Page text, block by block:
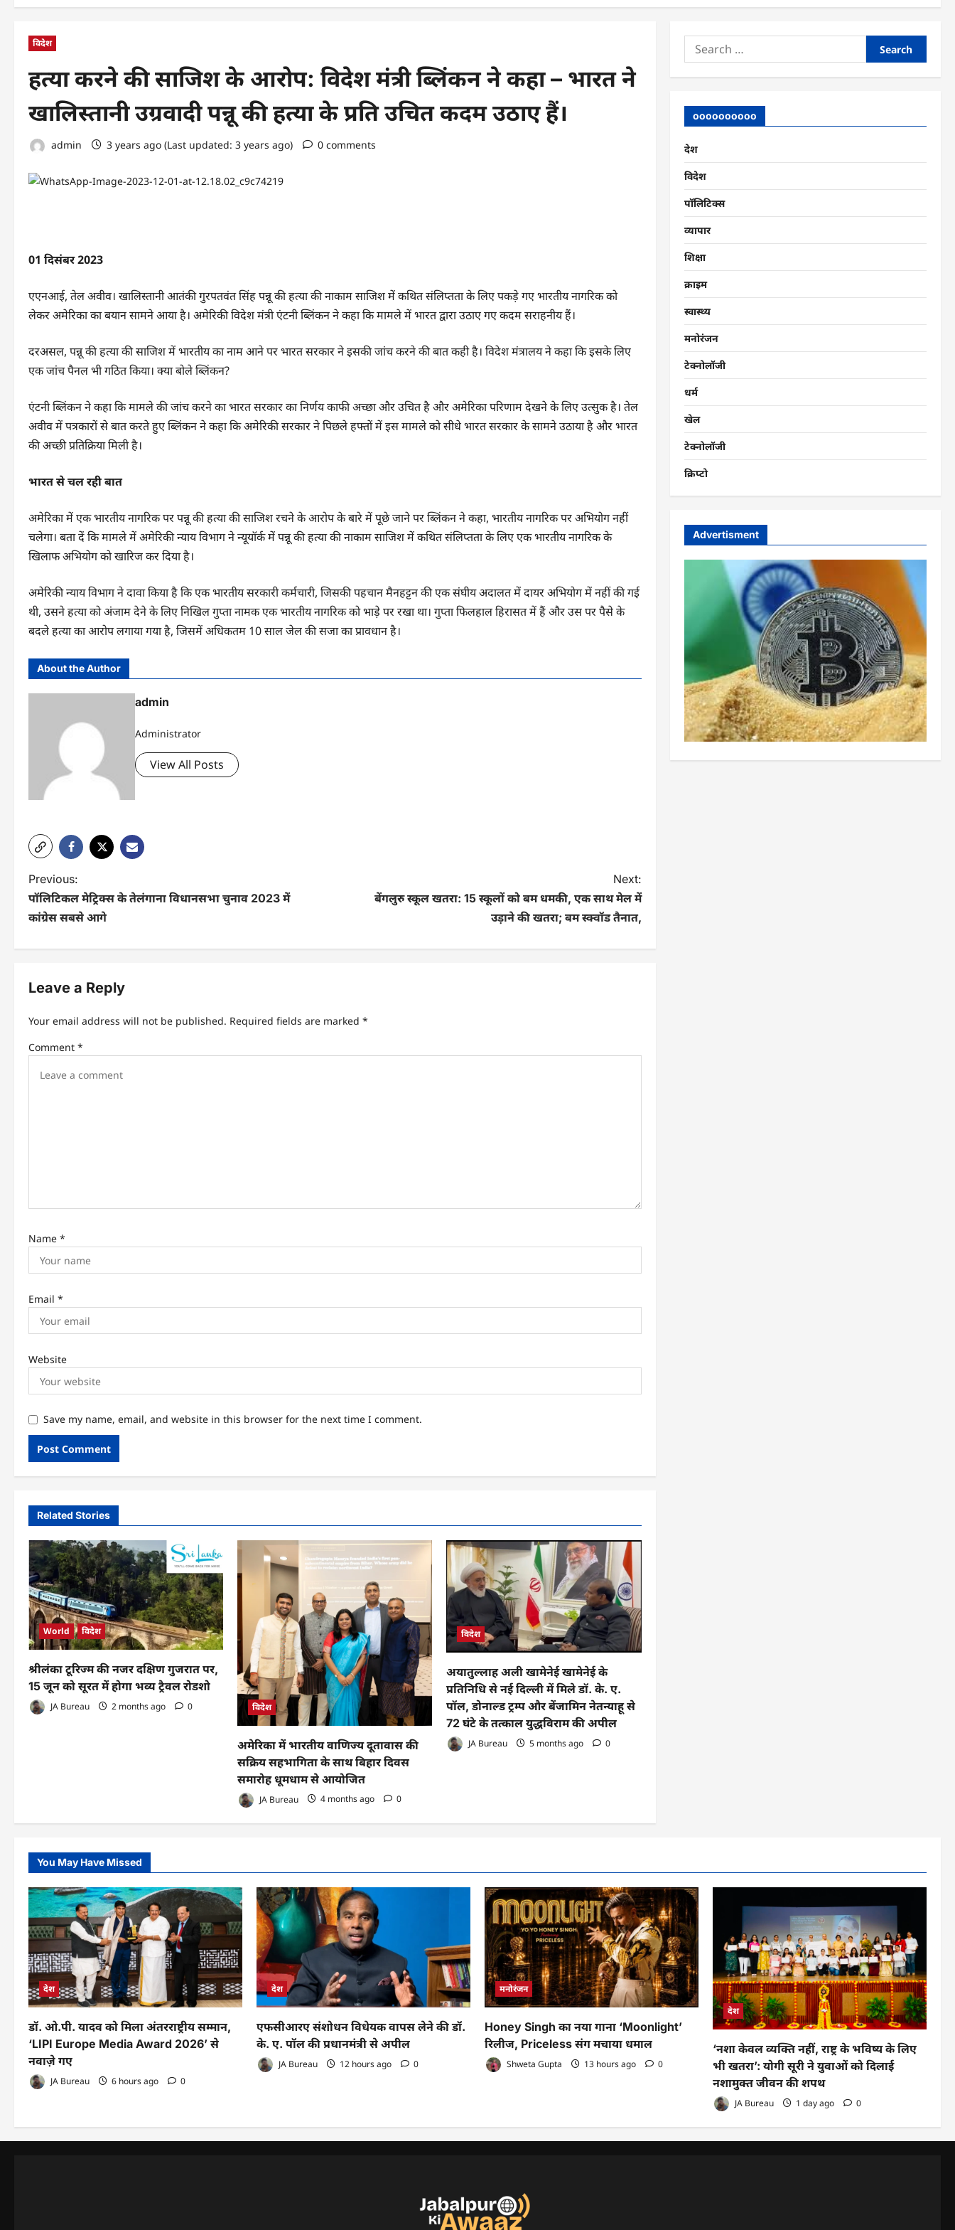
विदेश
हत्या करने की साजिश के आरोप: विदेश मंत्री ब्लिंकन ने कहा – भारत ने
खालिस्तानी उग्रवादी पन्नू की हत्या के प्रति उचित कदम उठाए हैं।
admin 3 years ago (Last updated: 3 years ago) 0 comments
01 दिसंबर 2023
एएनआई, तेल अवीव। खालिस्तानी आतंकी गुरपतवंत सिंह पन्नू की हत्या की नाकाम साजिश में कथित संलिप्तता के लिए पकड़े गए भारतीय नागरिक को
लेकर अमेरिका का बयान सामने आया है। अमेरिकी विदेश मंत्री एंटनी ब्लिंकन ने कहा कि मामले में भारत द्वारा उठाए गए कदम सराहनीय हैं।
दरअसल, पन्नू की हत्या की साजिश में भारतीय का नाम आने पर भारत सरकार ने इसकी जांच करने की बात कही है। विदेश मंत्रालय ने कहा कि इसके लिए
एक जांच पैनल भी गठित किया। क्या बोले ब्लिंकन?
एंटनी ब्लिंकन ने कहा कि मामले की जांच करने का भारत सरकार का निर्णय काफी अच्छा और उचित है और अमेरिका परिणाम देखने के लिए उत्सुक है। तेल
अवीव में पत्रकारों से बात करते हुए ब्लिंकन ने कहा कि अमेरिकी सरकार ने पिछले हफ्तों में इस मामले को सीधे भारत सरकार के सामने उठाया है और भारत
की अच्छी प्रतिक्रिया मिली है।
भारत से चल रही बात
अमेरिका में एक भारतीय नागरिक पर पन्नू की हत्या की साजिश रचने के आरोप के बारे में पूछे जाने पर ब्लिंकन ने कहा, भारतीय नागरिक पर अभियोग नहीं
चलेगा। बता दें कि मामले में अमेरिकी न्याय विभाग ने न्यूयॉर्क में पन्नू की हत्या की नाकाम साजिश में कथित संलिप्तता के लिए एक भारतीय नागरिक के
खिलाफ अभियोग को खारिज कर दिया है।
अमेरिकी न्याय विभाग ने दावा किया है कि एक भारतीय सरकारी कर्मचारी, जिसकी पहचान मैनहट्टन की एक संघीय अदालत में दायर अभियोग में नहीं की गई
थी, उसने हत्या को अंजाम देने के लिए निखिल गुप्ता नामक एक भारतीय नागरिक को भाड़े पर रखा था। गुप्ता फिलहाल हिरासत में हैं और उस पर पैसे के
बदले हत्या का आरोप लगाया गया है, जिसमें अधिकतम 10 साल जेल की सजा का प्रावधान है।
About the Author
admin
Administrator
View All Posts
P
o
n
i
n
Previous:
पॉलिटिकल मेट्रिक्स के तेलंगाना विधानसभा चुनाव 2023 में
कांग्रेस सबसे आगे
Next:
बेंगलुरु स्कूल खतरा: 15 स्कूलों को बम धमकी, एक साथ मेल में
उड़ाने की खतरा; बम स्क्वॉड तैनात,
Leave a Reply
Your email address will not be published. Required fields are marked *
Comment *
Name *
Email *
Website
Save my name, email, and website in this browser for the next time I comment.
Related Stories
World विदेश
श्रीलंका टूरिज्म की नजर दक्षिण गुजरात पर,
15 जून को सूरत में होगा भव्य ट्रैवल रोडशो
JA Bureau 2 months ago 0 विदेश
अमेरिका में भारतीय वाणिज्य दूतावास की
सक्रिय सहभागिता के साथ बिहार दिवस
समारोह धूमधाम से आयोजित
JA Bureau 4 months ago 0
विदेश
अयातुल्लाह अली खामेनेई खामेनेई के
प्रतिनिधि से नई दिल्ली में मिले डॉ. के. ए.
पॉल, डोनाल्ड ट्रम्प और बेंजामिन नेतन्याहू से
72 घंटे के तत्काल युद्धविराम की अपील
JA Bureau 5 months ago 0
Search
for:
oooooooooo
देश
विदेश
पॉलिटिक्स
व्यापार
शिक्षा
क्राइम
स्वास्थ्य
मनोरंजन
टेक्नोलॉजी
धर्म
खेल
टेक्नोलॉजी
क्रिप्टो
Advertisment
You May Have Missed
देश
डॉ. ओ.पी. यादव को मिला अंतरराष्ट्रीय सम्मान,
‘LIPI Europe Media Award 2026’ से
नवाज़े गए
JA Bureau 6 hours ago 0
देश
एफसीआरए संशोधन विधेयक वापस लेने की डॉ.
के. ए. पॉल की प्रधानमंत्री से अपील
JA Bureau 12 hours ago 0
मनोरंजन
Honey Singh का नया गाना ‘Moonlight’
रिलीज, Priceless संग मचाया धमाल
Shweta Gupta 13 hours ago 0
देश
‘नशा केवल व्यक्ति नहीं, राष्ट्र के भविष्य के लिए
भी खतरा’: योगी सूरी ने युवाओं को दिलाई
नशामुक्त जीवन की शपथ
JA Bureau 1 day ago 0